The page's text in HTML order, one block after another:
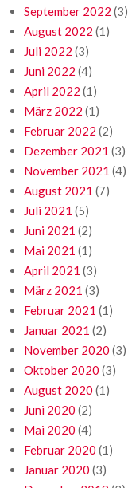
September 2022 (3)
August 2022 (1)
Juli 2022 (3)
Juni 2022 (4)
April 2022 (1)
März 2022 (1)
Februar 2022 (2)
Dezember 2021 (3)
November 2021 (4)
August 2021 (7)
Juli 2021 (5)
Juni 2021 (2)
Mai 2021 (1)
April 2021 (3)
März 2021 (3)
Februar 2021 (1)
Januar 2021 (2)
November 2020 (3)
Oktober 2020 (3)
August 2020 (1)
Juni 2020 (2)
Mai 2020 (4)
Februar 2020 (1)
Januar 2020 (3)